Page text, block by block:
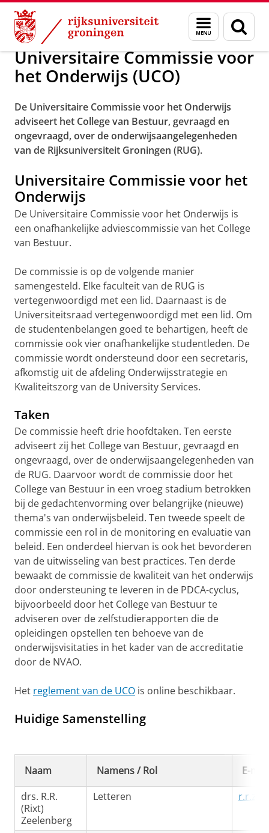
Skip
Content
Skip
Navigation
Menu
en
zoeken
Over ons Adviesorganen
Universitaire Commissie voor
het Onderwijs (UCO)
De Universitaire Commissie voor het Onderwijs
adviseert het College van Bestuur, gevraagd en
ongevraagd, over de onderwijsaangelegenheden
van de Rijksuniversiteit Groningen (RUG).
Universitaire Commissie voor het
Onderwijs
De Universitaire Commissie voor het Onderwijs is
een onafhankelijke adviescommissie van het College
van Bestuur.
De commissie is op de volgende manier
samengesteld. Elke faculteit van de RUG is
vertegenwoordigd met een lid. Daarnaast is de
Universiteitsraad vertegenwoordigd met een lid. Om
de studentenbelangen goed te behartigen, heeft de
commissie ook vier onafhankelijke studentleden. De
commissie wordt ondersteund door een secretaris,
afkomstig uit de afdeling Onderwijsstrategie en
Kwaliteitszorg van de University Services.
Taken
De commissie heeft drie hoofdtaken. Ten eerste
adviseert zij het College van Bestuur, gevraagd en
ongevraagd, over de onderwijsaangelegenheden van
de RUG. Daarvoor wordt de commissie door het
College van Bestuur in een vroeg stadium betrokken
bij de gedachtenvorming over belangrijke (nieuwe)
thema's van onderwijsbeleid. Ten tweede speelt de
commissie een rol in de monitoring en evaluatie van
beleid. Een onderdeel hiervan is ook het bevorderen
van de uitwisseling van best practices. Ten derde
bewaakt de commissie de kwaliteit van het onderwijs
door ondersteuning te leveren in de PDCA-cyclus,
bijvoorbeeld door het College van Bestuur te
adviseren over de zelfstudierapporten die de
opleidingen opstellen ten behoeve van de
onderwijsvisitaties in het kader van de accreditatie
door de NVAO.
Het reglement van de UCO is online beschikbaar.
Huidige Samenstelling
Naam Namens / Rol
E-mail
drs. R.R.
(Rixt)
Zeelenberg
Letteren